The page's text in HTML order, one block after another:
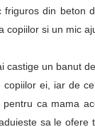
din beton
copiilor si un mic
castige un banut
ei, iar de
ca mama
sa le